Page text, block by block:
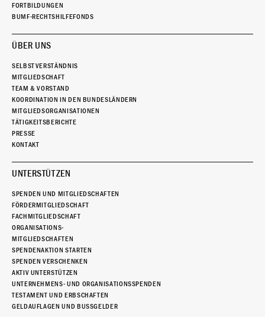
FORTBILDUNGEN
BUMF-RECHTSHILFEFONDS
ÜBER UNS
SELBSTVERSTÄNDNIS
MITGLIEDSCHAFT
TEAM & VORSTAND
KOORDINATION IN DEN BUNDESLÄNDERN
MITGLIEDSORGANISATIONEN
TÄTIGKEITSBERICHTE
PRESSE
KONTAKT
UNTERSTÜTZEN
SPENDEN UND MITGLIEDSCHAFTEN
FÖRDERMITGLIEDSCHAFT
FACHMITGLIEDSCHAFT
ORGANISATIONS-
MITGLIEDSCHAFTEN
SPENDENAKTION STARTEN
SPENDEN VERSCHENKEN
AKTIV UNTERSTÜTZEN
UNTERNEHMENS- UND ORGANISATIONSSPENDEN
TESTAMENT UND ERBSCHAFTEN
GELDAUFLAGEN UND BUSSGELDER